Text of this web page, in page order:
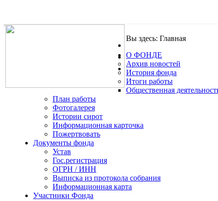
.
Вы здесь: Главная
О ФОНДЕ
Архив новостей
История фонда
Итоги работы
Общественная
План работы
Фотогалерея
Истории сирот
Информационная карточка
Пожертвовать
Документы фонда
Устав
Гос.регистрация
ОГРН / ИНН
Выписка из протокола собрания
Информационная карта
Участники Фонда